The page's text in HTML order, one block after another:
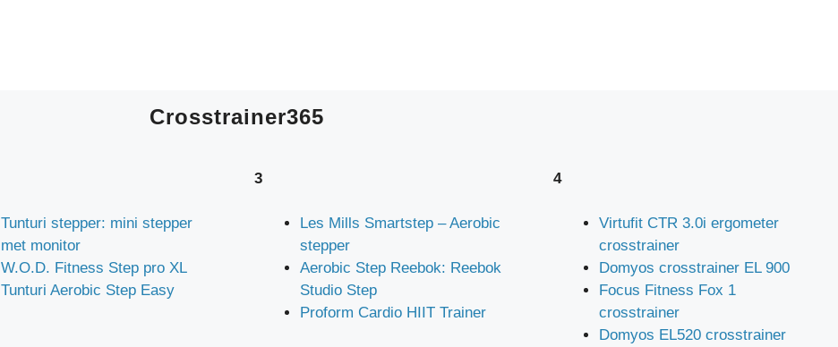
Crosstrainer365
Tunturi stepper: mini stepper
met monitor
W.O.D. Fitness Step pro XL
Tunturi Aerobic Step Easy
3
Les Mills Smartstep – Aerobic
stepper
Aerobic Step Reebok: Reebok
Studio Step
Proform Cardio HIIT Trainer
4
Virtufit CTR 3.0i ergometer
crosstrainer
Domyos crosstrainer EL 900
Focus Fitness Fox 1
crosstrainer
Domyos EL520 crosstrainer